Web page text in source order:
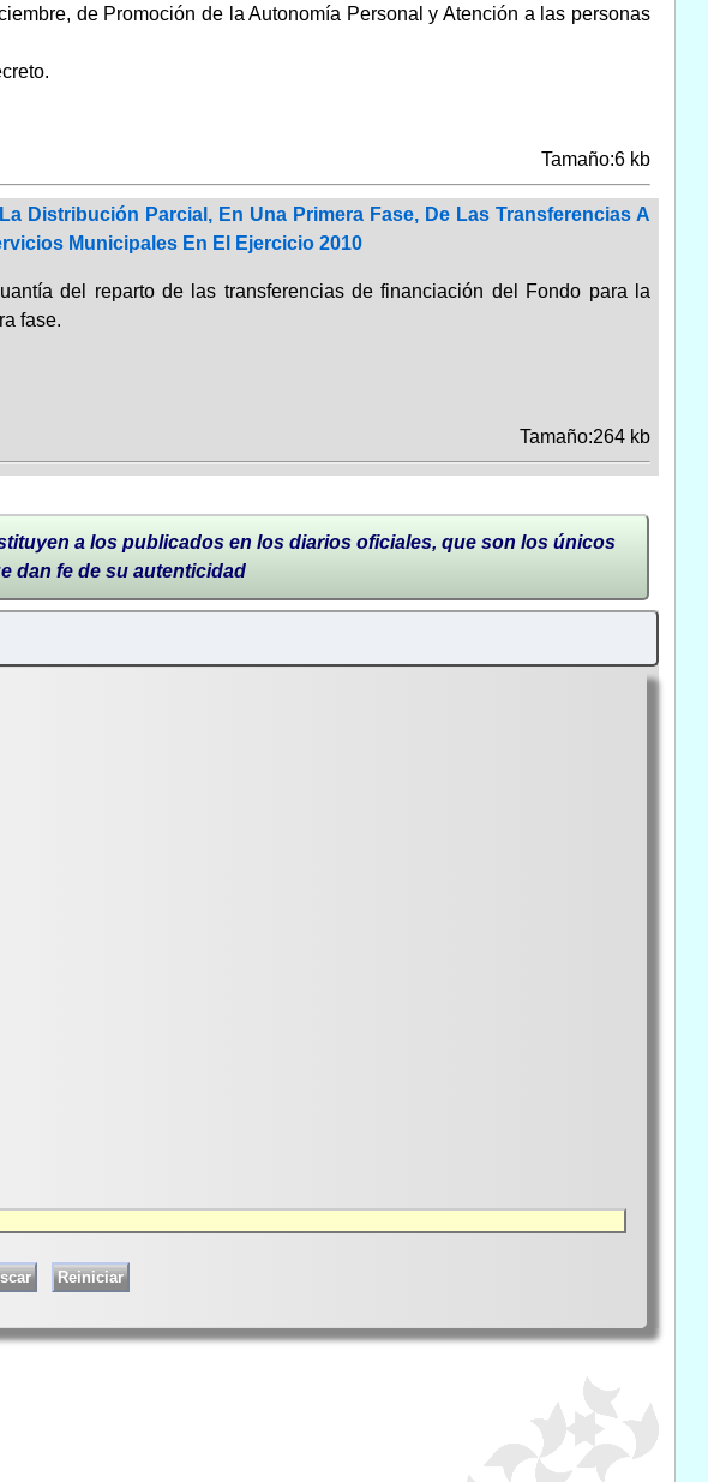
de Promoción de la Autonomía Personal y Atención a las personas
Tamaño:6 kb
Distribución Parcial, En Una Primera Fase, De Las Transferencias A
Municipales En El Ejercicio 2010
del reparto de las transferencias de financiación del Fondo para la
fase.
Tamaño:264 kb
a los publicados en los diarios oficiales, que son los únicos
dan fe de su autenticidad